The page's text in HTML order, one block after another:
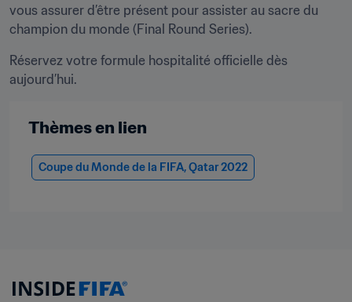
vous assurer d’être présent pour assister au sacre du
champion du monde (Final Round Series).
Réservez votre formule hospitalité officielle dès
aujourd’hui.
Thèmes en lien
Coupe du Monde de la FIFA, Qatar 2022